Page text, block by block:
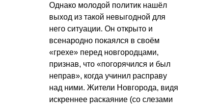
Однако молодой политик нашёл
выход из такой невыгодной для
него ситуации. Он открыто и
всенародно покаялся в своём
«грехе» перед новгородцами,
признав, что «погорячился и был
неправ», когда учинил расправу
над ними. Жители Новгорода, видя
искреннее раскаяние (со слезами